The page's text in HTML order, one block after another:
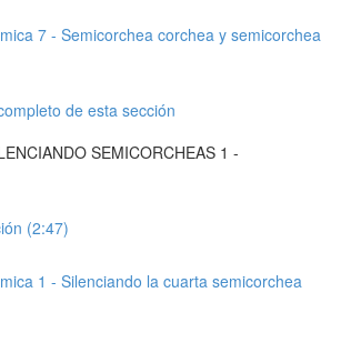
7 - Semicorchea corchea y semicorchea
de esta sección
SEMICORCHEAS 1 -
(2:47)
1 - Silenciando la cuarta semicorchea